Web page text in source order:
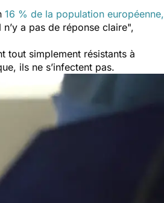
16 % de la population européenne,
n’y a pas de réponse claire",
tout simplement résistants à
ils ne s’infectent pas.